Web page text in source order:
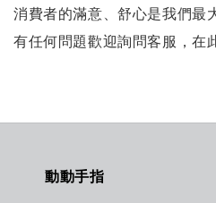
消費者的滿意、舒心是我們最
有任何問題歡迎詢問客服，在
動動手指